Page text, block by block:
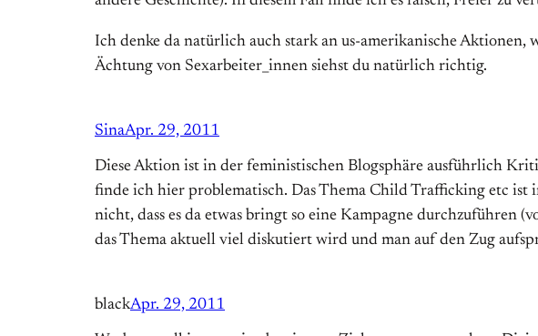
Ich denke da natürlich auch stark an us-amerikanische
Ächtung von Sexarbeiter_innen siehst du natürlich richtig.
SinaApr. 29, 2011
Diese Aktion ist in der feministischen Blogsphäre ausführlich
finde ich hier problematisch. Das Thema Child Trafficking etc ist
nicht, dass es da etwas bringt so eine Kampagne durchzuführen
das Thema aktuell viel diskutiert wird und man auf den Zug
blackApr. 29, 2011